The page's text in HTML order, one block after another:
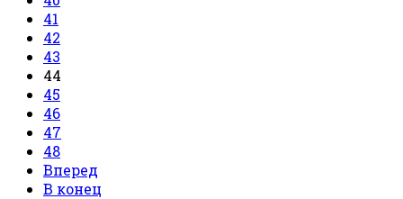
41
42
43
44
45
46
47
48
Вперед
В конец